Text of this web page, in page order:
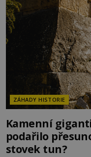
ní vidí důkaz
znalost Antarktidy
Jiní tvrdí,
ZÁHADY HISTORIE
Kamenní
podařilo
stovek tun?